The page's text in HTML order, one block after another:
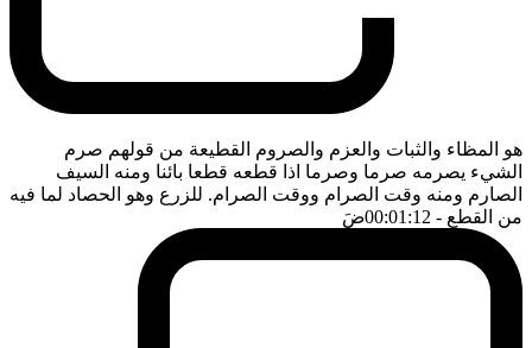
هو المظاء والثبات والعزم والصروم القطيعة من قولهم صرم
الشيء يصرمه صرما وصرما اذا قطعه قطعا بائنا ومنه السيف
الصارم ومنه وقت الصرام ووقت الصرام. للزرع وهو الحصاد لما فيه
من القطع - 00:01:12 ضَ